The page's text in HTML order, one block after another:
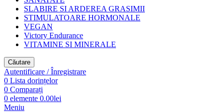
SLABIRE SI ARDEREA GRASIMII
STIMULATOARE HORMONALE
VEGAN
Victory Endurance
VITAMINE SI MINERALE
Căutare
Autentificare / Înregistrare
0 Lista dorințelor
0 Comparați
0 elemente 0.00lei
Meniu